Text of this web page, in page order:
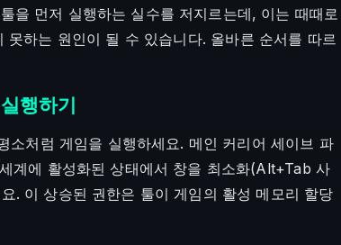
을 먼저 실행하는 실수를 저지르는데, 이는 때때로
못하는 원인이 될 수 있습니다. 올바른 순서를 따르
행하기
소처럼 게임을 실행하세요. 메인 커리어 세이브 파
계에 활성화된 상태에서 창을 최소화(Alt+Tab 사
. 이 상승된 권한은 툴이 게임의 활성 메모리 할당